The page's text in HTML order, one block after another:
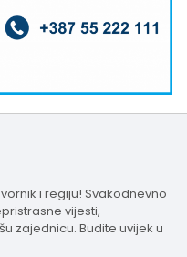
i regiju! Svakodnevno
vijesti,
zajednicu. Budite uvijek u